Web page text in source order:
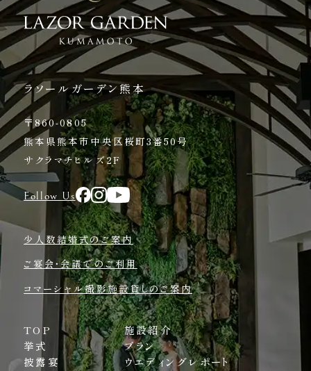
ラソールガーデン熊本
〒860-0805
熊本県熊本市中央区桜町3番50号
サクラマチヒルズ2F
Follow Us
少人数結婚式のご案内
ご宴会・会議でのご利用
コマーシャル撮影施設貸しのご案内
TOP
挙式
披露宴
施設紹介
プラン
ウエディングレポート